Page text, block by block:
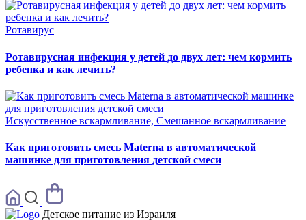
Ротавирус
Ротавирусная инфекция у детей до двух лет: чем кормить
ребенка и как лечить?
Искусственное вскармливание, Смешанное вскармливание
Как приготовить смесь Materna в автоматической
машинке для приготовления детской смеси
Детское питание из Израиля